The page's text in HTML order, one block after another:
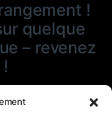
!
quelque
– revenez